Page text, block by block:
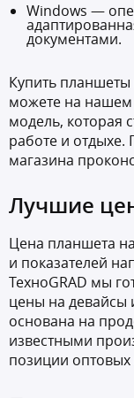
Windows —
документами.
Купить планшеты
можете на нашем
модель,
работе и
магазина
Лучшие
Цена планшета
и показателей
ТехноGRAD мы
цены на девайсы
основана на
известными
позиции оптовых